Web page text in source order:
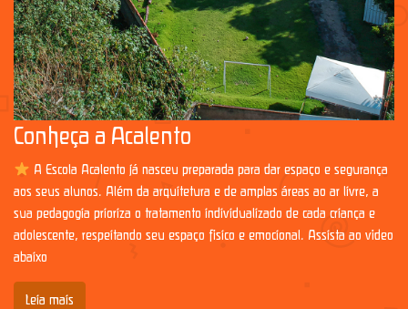
Conheça a Acalento
A Escola Acalento já nasceu preparada para dar espaço e segurança
aos seus alunos. Além da arquitetura e de amplas áreas ao ar livre, a
sua pedagogia prioriza o tratamento individualizado de cada criança e
adolescente, respeitando seu espaço físico e emocional. Assista ao vídeo
abaixo
Leia mais